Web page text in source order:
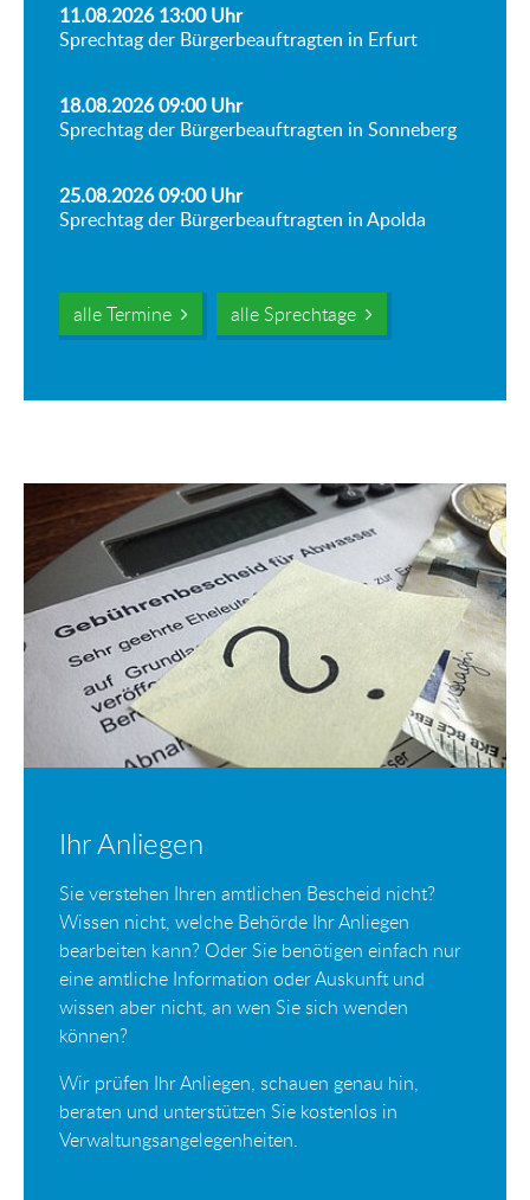
11.08.2026 13:00Uhr
Sprechtag der Bürgerbeauftragten in Erfurt
18.08.2026 09:00Uhr
Sprechtag der Bürgerbeauftragten in Sonneberg
25.08.2026 09:00Uhr
Sprechtag der Bürgerbeauftragten in Apolda
alle Termine alle Sprechtage
Ihr Anliegen
Sie verstehen Ihren amtlichen Bescheid nicht?
Wissen nicht, welche Behörde Ihr Anliegen
bearbeiten kann? Oder Sie benötigen einfach nur
eine amtliche Information oder Auskunft und
wissen aber nicht, an wen Sie sich wenden
können?
Wir prüfen Ihr Anliegen, schauen genau hin,
beraten und unterstützen Sie kostenlos in
Verwaltungsangelegenheiten.